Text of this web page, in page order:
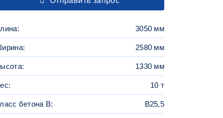
3050 мм
2580 мм
1330 мм
10 т
бетона B: B25,5